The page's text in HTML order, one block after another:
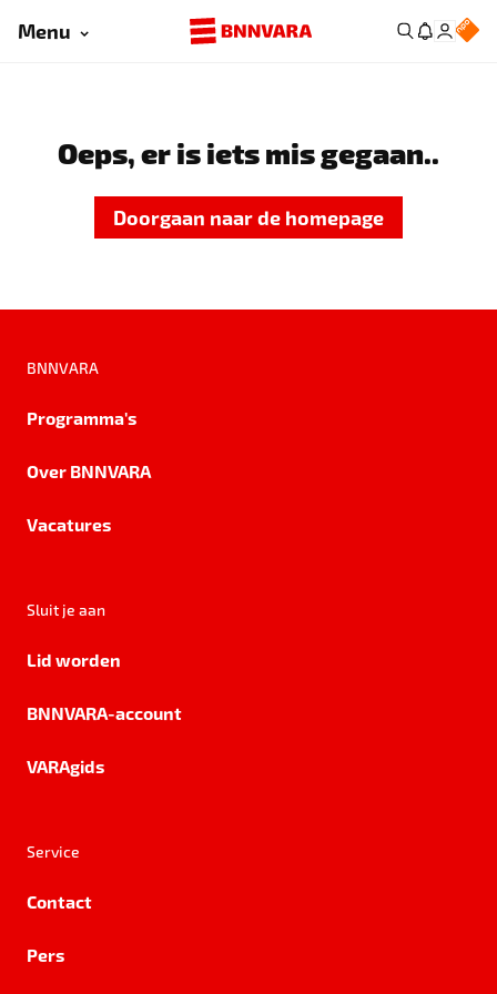
Menu
Oeps, er is iets mis gegaan..
Doorgaan naar de homepage
BNNVARA
Programma's
Over BNNVARA
Vacatures
Sluit je aan
Lid worden
BNNVARA-account
VARAgids
Service
Contact
Pers